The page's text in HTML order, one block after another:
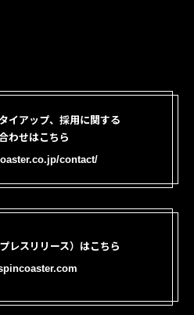
イアップ、採用に関する
わせはこちら
contact/
レスリリース）はこちら